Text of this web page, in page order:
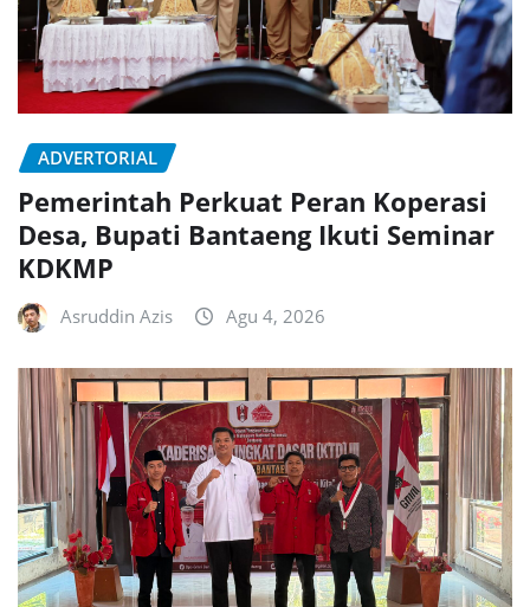
ADVERTORIAL
Pemerintah Perkuat Peran Koperasi
Desa, Bupati Bantaeng Ikuti Seminar
KDKMP
Asruddin Azis Agu 4, 2026